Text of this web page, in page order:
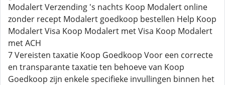
Modalert Verzending 's nachts Koop Modalert online
zonder recept Modalert goedkoop bestellen Help Koop
Modalert Visa Koop Modalert met Visa Koop Modalert
met ACH
7 Vereisten taxatie Koop Goedkoop Voor een correcte
en transparante taxatie ten behoeve van Koop
Goedkoop zijn enkele specifieke invullingen binnen het